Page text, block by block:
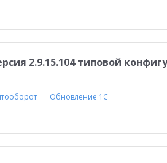
Облачные
Склад
Для бухгалтера Удаленная
2.9.15.104 типовой
Обновление 1С